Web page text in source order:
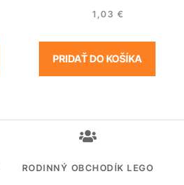
1,03 €
PRIDAŤ DO KOŠÍKA
RODINNÝ OBCHODÍK LEGO